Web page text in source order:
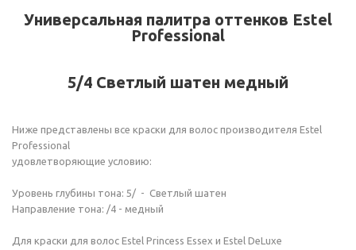
Универсальная палитра оттенков Estel
Professional
5/4 Светлый шатен медный
Ниже представлены все краски для волос производителя Estel
Professional
удовлетворяющие условию:
Уровень глубины тона: 5/ - Светлый шатен
Направление тона: /4 - медный
Для краски для волос Estel Princess Essex и Estel DeLuxe